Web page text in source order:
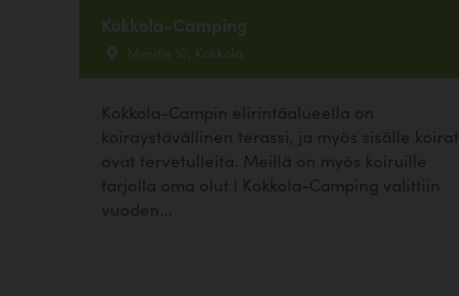
Kokkola-Camping
Meritie 10, Kokkola
Kokkola-Campin elirintäalueella on
koiraystävällinen terassi, ja myös sisälle koirat
ovat tervetulleita. Meillä on myös koiruille
tarjolla oma olut ! Kokkola-Camping valittiin
vuoden...